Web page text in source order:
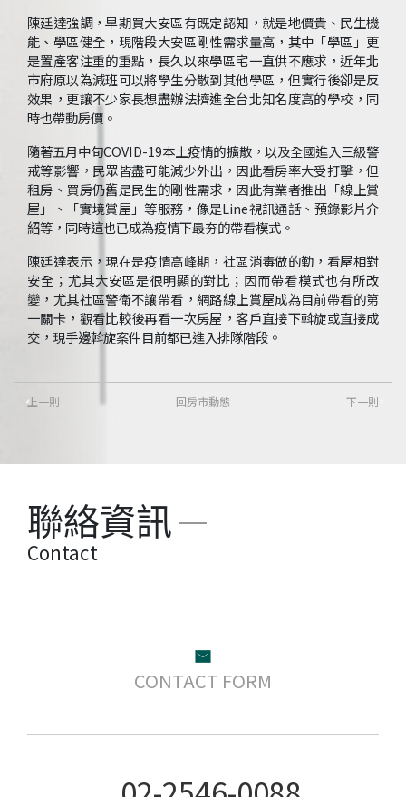
陳廷達強調，早期買大安區有既定認知，就是地價貴、民生機
能、學區健全，現階段大安區剛性需求量高，其中「學區」更
是置產客注重的重點，長久以來學區宅一直供不應求，近年北
市府原以為減班可以將學生分散到其他學區，但實行後卻是反
效果，更讓不少家長想盡辦法擠進全台北知名度高的學校，同
時也帶動房價。
隨著五月中旬COVID-19本土疫情的擴散，以及全國進入三級警
戒等影響，民眾皆盡可能減少外出，因此看房率大受打擊，但
租房、買房仍舊是民生的剛性需求，因此有業者推出「線上賞
屋」、「實境賞屋」等服務，像是Line視訊通話、預錄影片介
紹等，同時這也已成為疫情下最夯的帶看模式。
陳廷達表示，現在是疫情高峰期，社區消毒做的勤，看屋相對
安全；尤其大安區是很明顯的對比；因而帶看模式也有所改
變，尤其社區警衛不讓帶看，網路線上賞屋成為目前帶看的第
一關卡，觀看比較後再看一次房屋，客戶直接下斡旋或直接成
交，現手邊斡旋案件目前都已進入排隊階段。
上一則 回房市動態 下一則
聯絡資訊
Contact
CONTACT FORM